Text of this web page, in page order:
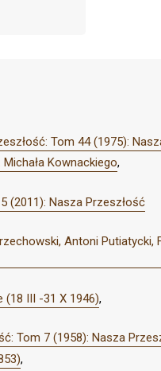
Tom 44 (1975):
Kownackiego,
(2011): Nasza Przeszłość
Antoni Putiatycki,
(18 III -31 X 1946),
Tom 7 (1958): Nasza
,